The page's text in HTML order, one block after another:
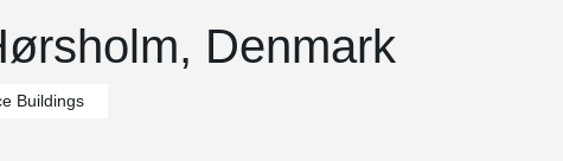
Denmark
Buildings